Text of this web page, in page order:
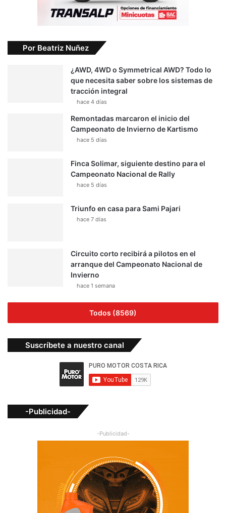
Por Beatriz Nuñez
¿AWD, 4WD o Symmetrical AWD? Todo lo
que necesita saber sobre los sistemas de
tracción integral
hace 4 días
Remontadas marcaron el inicio del
Campeonato de Invierno de Kartismo
hace 5 días
Finca Solimar, siguiente destino para el
Campeonato Nacional de Rally
hace 5 días
Triunfo en casa para Sami Pajari
hace 7 días
Circuito corto recibirá a pilotos en el
arranque del Campeonato Nacional de
Invierno
hace 1 semana
Todos (8569)
Suscríbete a nuestro canal
-Publicidad-
-Publicidad-